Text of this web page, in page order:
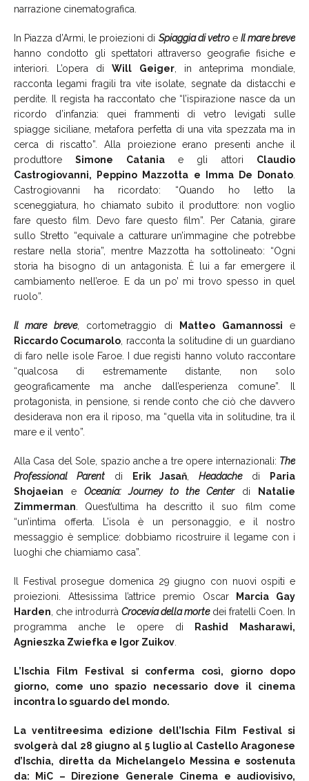
narrazione cinematografica.
In Piazza d’Armi, le proiezioni di Spiaggia di vetroe Il mare breve
hanno condotto gli spettatori attraverso geografie fisiche e
interiori. L’opera diWill Geiger, in anteprima mondiale,
racconta legami fragili tra vite isolate, segnate da distacchi e
perdite. Il regista ha raccontato che “l’ispirazione nasce da un
ricordo d’infanzia: quei frammenti di vetro levigati sulle
spiagge siciliane, metafora perfetta di una vita spezzata ma in
cerca di riscatto”. Alla proiezione erano presenti anche il
produttoreSimone Cataniae gli attori Claudio
Castrogiovanni, Peppino Mazzotta e Imma De Donato
Castrogiovanni ha ricordato: “Quando ho letto la
sceneggiatura, ho chiamato subito il produttore: non voglio
fare questo film. Devo fare questo film”. Per Catania, girare
sullo Stretto “equivale a catturare un’immagine che potrebbe
restare nella storia”, mentre Mazzotta ha sottolineato: “Ogni
storia ha bisogno di un antagonista. È lui a far emergere il
cambiamento nell’eroe. E da un po’ mi trovo spesso in quel
ruolo”.
Il mare breve, cortometraggio di Matteo Gamannossi e
Riccardo Cocumarolo , racconta la solitudine di un guardiano
di faro nelle isole Faroe. I due registi hanno voluto raccontare
“qualcosa di estremamente distante, non solo
geograficamente ma anche dall’esperienza comune”. Il
protagonista, in pensione, si rende conto che ciò che davvero
desiderava non era il riposo, ma “quella vita in solitudine, tra il
mare e il vento”.
Alla Casa del Sole, spazio anche a tre opere internazionali: The
Professional Parentdi Erik Jasaň ,Headachedi
Paria
Shojaeian e Oceania: Journey to the Centerdi
Natalie
Zimmerman . Quest’ultima ha descritto il suo film come
“un’intima offerta. L’isola è un personaggio, e il nostro
messaggio è semplice: dobbiamo ricostruire il legame con i
luoghi che chiamiamo casa”.
Il Festival prosegue domenica 29 giugno con nuovi ospiti e
proiezioni. Attesissima l’attrice premio Oscar
Marcia Gay
Harden , che introdurrà Crocevia della mortedei fratelli Coen. In
programma anche le opere di
Rashid Masharawi,
Agnieszka Zwiefka e Igor Zuikov
L’Ischia Film Festival si conferma così, giorno dopo
giorno, come uno spazio necessario dove il cinema
incontra lo sguardo del mondo.
La ventitreesima edizione dell’Ischia Film Festival si
svolgerà dal 28 giugno al 5 luglio al Castello Aragonese
d’Ischia, diretta da Michelangelo Messina e sostenuta
da: MiC – Direzione Generale Cinema e audiovisivo,